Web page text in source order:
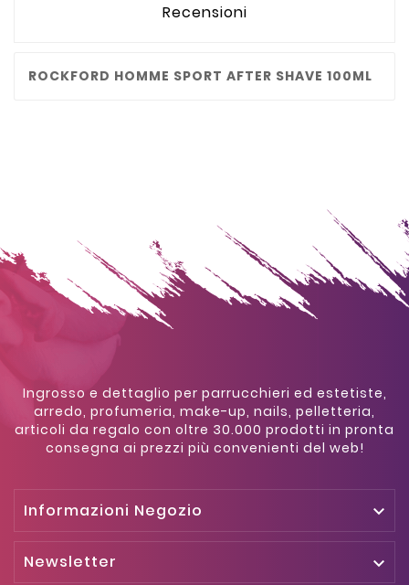
Recensioni
ROCKFORD HOMME SPORT AFTER SHAVE 100ML
Ingrosso e dettaglio per parrucchieri ed estetiste,
arredo, profumeria, make-up, nails, pelletteria,
articoli da regalo con oltre 30.000 prodotti in pronta
consegna ai prezzi più convenienti del web!
Informazioni Negozio 
Newsletter 